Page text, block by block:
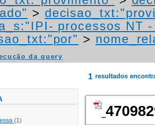
>
processos NT
>
da query
(1)
1 resultados